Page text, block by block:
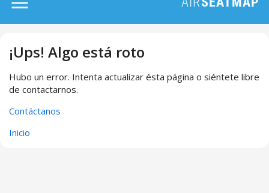
¡Ups! Algo está roto
Hubo un error. Intenta actualizar ésta página o siéntete libre
de contactarnos.
Contáctanos
Inicio